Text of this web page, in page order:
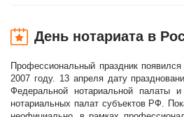
День нотариата в
Профессиональный праздник
2007 году. 13 апреля дату
Федеральной нотариальной палаты
нотариальных палат субъектов РФ.